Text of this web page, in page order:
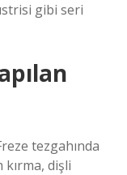
gibi seri
tezgahında
dişli